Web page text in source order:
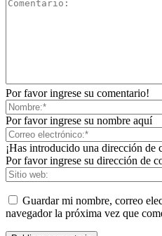
Por favor ingrese su comentario!
Por favor ingrese su nombre aquí
¡Has introducido una dirección de
Por favor ingrese su dirección de
Guardar mi nombre, correo
navegador la próxima vez que